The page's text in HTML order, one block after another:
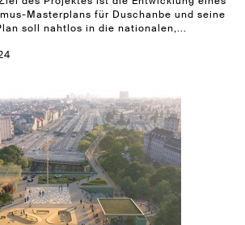
Masterplans für Duschanbe und seine
soll nahtlos in die nationalen,...